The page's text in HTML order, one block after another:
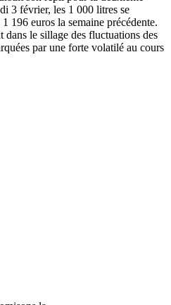
3 février, les 1 000 litres se
196 euros la semaine précédente.
dans le sillage des fluctuations des
par une forte volatilé au cours